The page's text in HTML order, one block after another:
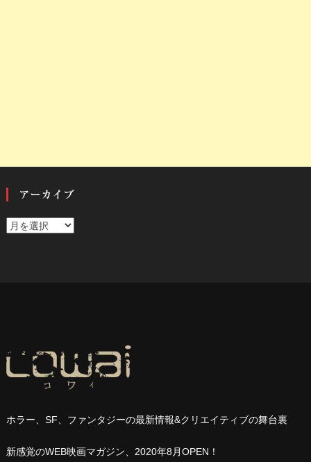
アーカイブ
ア
ホラー、SF、ファンタジーの最新情報&クリエイティブの舞台裏
新感覚のWEB映画マガジン、2020年8月OPEN ！